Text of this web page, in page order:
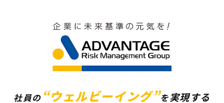
社員の “ウェルビーイング”を実現する